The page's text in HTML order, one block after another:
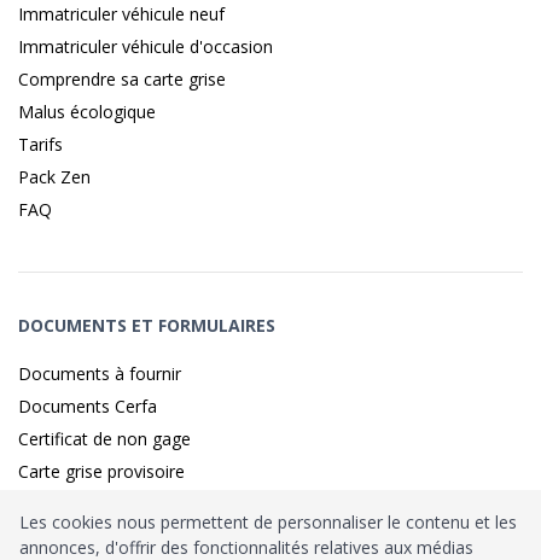
Immatriculer véhicule neuf
Immatriculer véhicule d'occasion
Comprendre sa carte grise
Malus écologique
Tarifs
Pack Zen
FAQ
DOCUMENTS ET FORMULAIRES
Documents à fournir
Documents Cerfa
Certificat de non gage
Carte grise provisoire
Les cookies nous permettent de personnaliser le contenu et les
annonces, d'offrir des fonctionnalités relatives aux médias